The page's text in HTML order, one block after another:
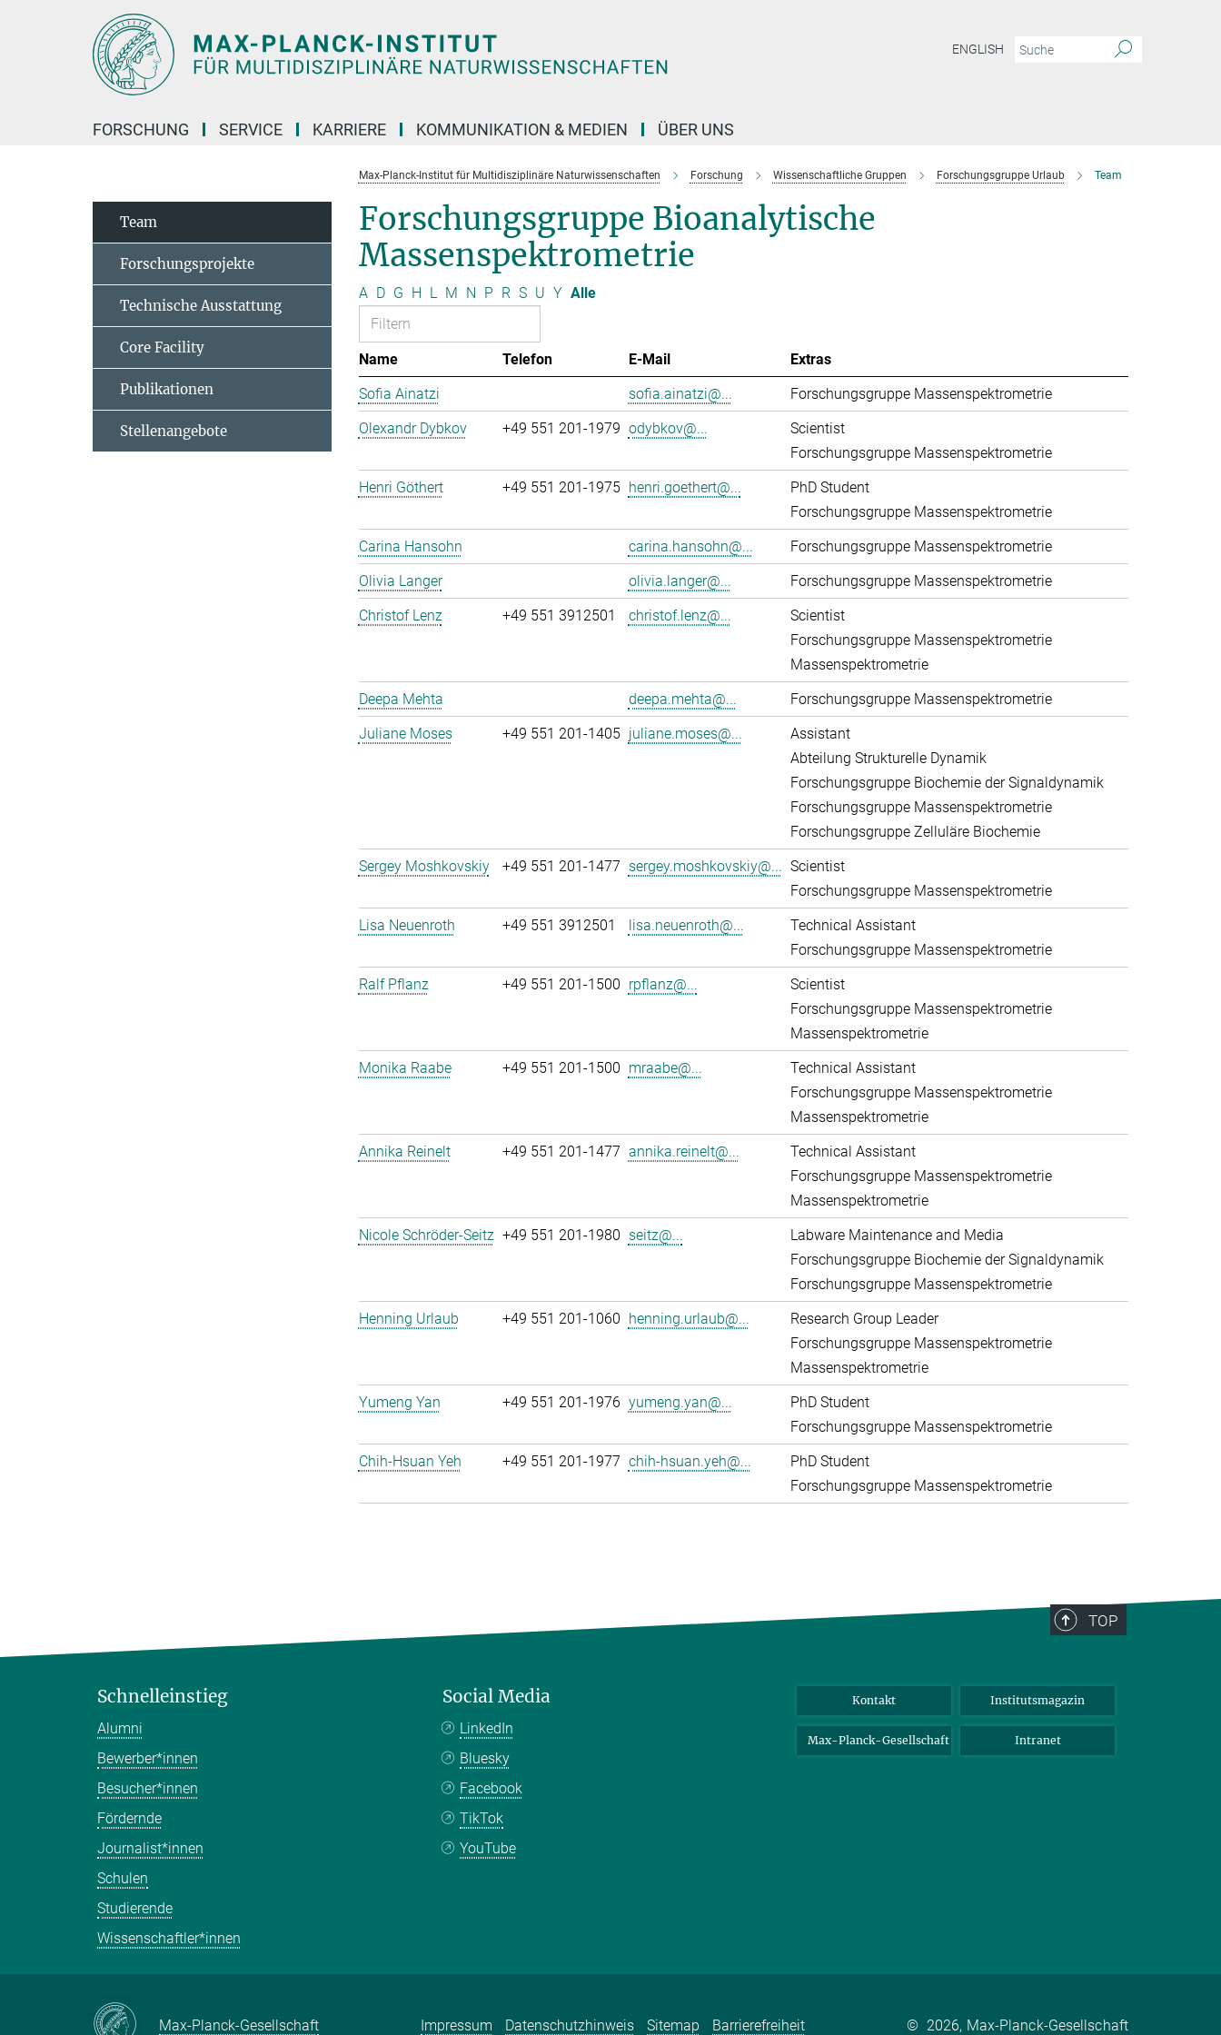
ENGLISH
FORSCHUNG SERVICE KARRIERE KOMMUNIKATION & MEDIEN ÜBER UNS
Max-Planck-Institut für Multidisziplinäre Naturwissenschaften Forschung Wissenschaftliche Gruppen Forschungsgruppe Urlaub Team
Forschungsgruppe Bioanalytische
Massenspektrometrie
A D G H L M N P R S U Y Alle
Name Telefon E-Mail
Extras
Sofia Ainatzi
sofia.ainatzi@...
Forschungsgruppe Massenspektrometrie
Olexandr Dybkov
+49 551 201-1979 odybkov@...
Scientist
Forschungsgruppe Massenspektrometrie
Henri Göthert
+49 551 201-1975 henri.goethert@...
PhD Student
Forschungsgruppe Massenspektrometrie
Carina Hansohn
carina.hansohn@...
Forschungsgruppe Massenspektrometrie
Olivia Langer
olivia.langer@...
Forschungsgruppe Massenspektrometrie
Christof Lenz
+49 551 3912501 christof.lenz@...
Scientist
Forschungsgruppe Massenspektrometrie
Massenspektrometrie
Deepa Mehta
deepa.mehta@...
Forschungsgruppe Massenspektrometrie
Juliane Moses
+49 551 201-1405 juliane.moses@...
Assistant
Abteilung Strukturelle Dynamik
Forschungsgruppe Biochemie der Signaldynamik
Forschungsgruppe Massenspektrometrie
Forschungsgruppe Zelluläre Biochemie
Sergey Moshkovskiy
+49 551 201-1477 sergey.moshkovskiy@... Scientist
Forschungsgruppe Massenspektrometrie
Lisa Neuenroth
+49 551 3912501 lisa.neuenroth@...
Technical Assistant
Forschungsgruppe Massenspektrometrie
Ralf Pflanz
+49 551 201-1500 rpflanz@...
Scientist
Forschungsgruppe Massenspektrometrie
Massenspektrometrie
Monika Raabe
+49 551 201-1500 mraabe@...
Technical Assistant
Forschungsgruppe Massenspektrometrie
Massenspektrometrie
Annika Reinelt
+49 551 201-1477 annika.reinelt@...
Technical Assistant
Forschungsgruppe Massenspektrometrie
Massenspektrometrie
Nicole Schröder-Seitz +49 551 201-1980 seitz@...
Labware Maintenance and Media
Forschungsgruppe Biochemie der Signaldynamik
Forschungsgruppe Massenspektrometrie
Henning Urlaub
+49 551 201-1060 henning.urlaub@...
Research Group Leader
Forschungsgruppe Massenspektrometrie
Massenspektrometrie
Yumeng Yan
+49 551 201-1976 yumeng.yan@...
PhD Student
Forschungsgruppe Massenspektrometrie
Chih-Hsuan Yeh
+49 551 201-1977 chih-hsuan.yeh@...
PhD Student
Forschungsgruppe Massenspektrometrie
Team
Forschungsprojekte
Technische Ausstattung
Core Facility
Publikationen
Stellenangebote
TOP
Schnelleinstieg
Alumni
Bewerber*innen
Besucher*innen
Fördernde
Journalist*innen
Schulen
Studierende
Wissenschaftler*innen
Social Media
LinkedIn
Bluesky
Facebook
TikTok
YouTube
Kontakt Institutsmagazin
Max-Planck-Gesellschaft Intranet
Max-Planck-Gesellschaft Impressum Datenschutzhinweis Sitemap Barrierefreiheit © 2026, Max-Planck-Gesellschaft